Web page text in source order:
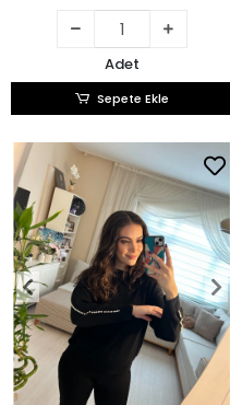
Adet
Sepete Ekle